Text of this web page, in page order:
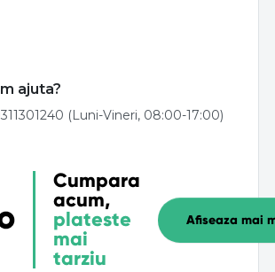
ajuta?
(Luni-Vineri, 08:00-17:00)
Cumpara
acum,
plateste
mai
tarziu
Afiseaza mai